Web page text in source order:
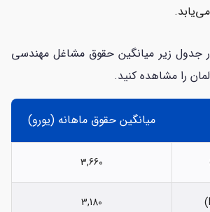
جدول زیر میانگین حقوق مشاغل مهندسی
را مشاهده کنید.
میانگین حقوق ماهانه (یورو)
3,660
3,180